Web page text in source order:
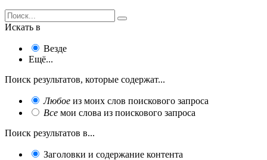
Искать в
Везде
Ещё...
Поиск результатов, которые содержат...
Любое из моих слов поискового запроса
Все мои слова из поискового запроса
Поиск результатов в...
Заголовки и содержание контента